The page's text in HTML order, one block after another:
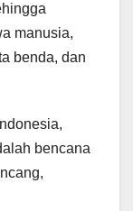
manusia,
benda, dan
bencana